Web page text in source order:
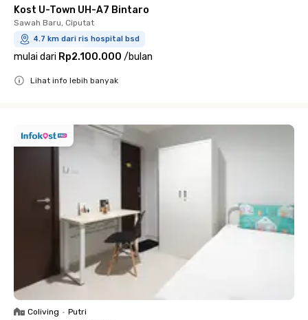
Kost U-Town UH-A7 Bintaro
Sawah Baru, Ciputat
4.7 km dari ris hospital bsd
mulai dari Rp2.100.000 /bulan
Lihat info lebih banyak
Coliving • Putri